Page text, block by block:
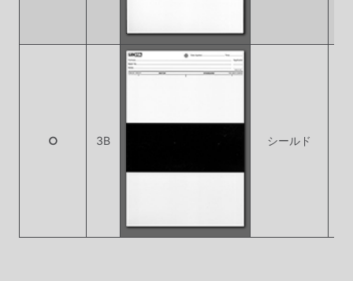
○ 3B シールド